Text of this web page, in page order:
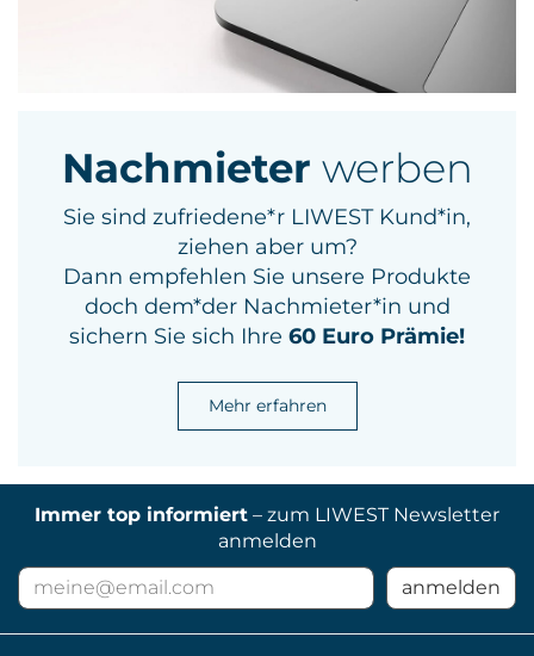
Nachmieter werben
Sie sind zufriedene*r LIWEST Kund*in,
ziehen aber um?
Dann empfehlen Sie unsere Produkte
doch dem*der Nachmieter*in und
sichern Sie sich Ihre 60 Euro Prämie!
Mehr erfahren
Immer top informiert – zum LIWEST Newsletter
anmelden
Mail
Adresse
anmelden